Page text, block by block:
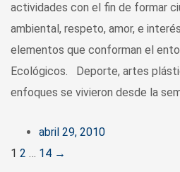
actividades con el fin de formar
ambiental, respeto, amor, e
elementos que conforman el
Ecológicos. Deporte, artes
enfoques se vivieron desde la
abril 29, 2010
Posts
1 2 … 14 →